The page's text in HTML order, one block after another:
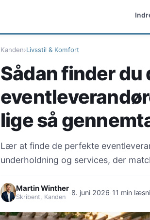
Kanden›Livsstil & Komfort
Sådan finder du
lige så
Lær at finde de perfekte
underholdning og services, der
Martin Winther
Skribent, Kanden
8. juni 2026 11 min